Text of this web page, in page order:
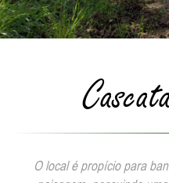
O local é propício para